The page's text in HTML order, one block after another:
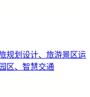
规划设计、旅游景区运
区、智慧交通